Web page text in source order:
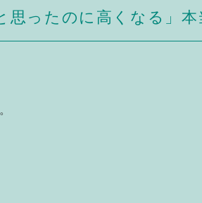
思ったのに高くなる」本